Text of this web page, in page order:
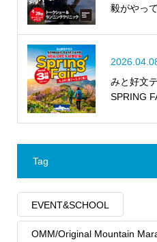
毅がやっ
みと好文
SPRING
Tag
EVENT&SCHOOL
OMM/Original Mountain